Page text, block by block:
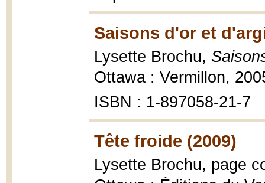
Saisons d'or et
Lysette Brochu,
Ottawa : Vermillon,
ISBN : 1-897058-21-7
Tête froide (2009)
Lysette Brochu, page